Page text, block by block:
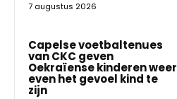
7 augustus 2026
Capelse voetbaltenues
van CKC geven
Oekraïense kinderen weer
even het gevoel kind te
zijn